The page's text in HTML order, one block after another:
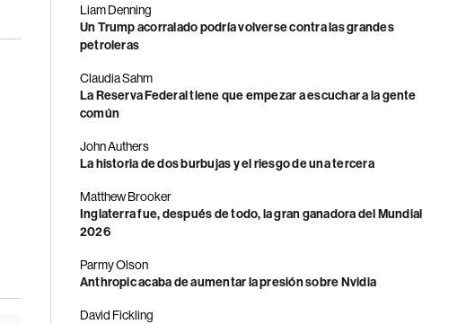
Liam Denning
Un Trump acorralado podría volverse contra las grandes
petroleras
Claudia Sahm
La Reserva Federal tiene que empezar a escuchar a la gente
común
John Authers
La historia de dos burbujas y el riesgo de una tercera
Matthew Brooker
Inglaterra fue, después de todo, la gran ganadora del Mundial
2026
Parmy Olson
Anthropic acaba de aumentar la presión sobre Nvidia
David Fickling